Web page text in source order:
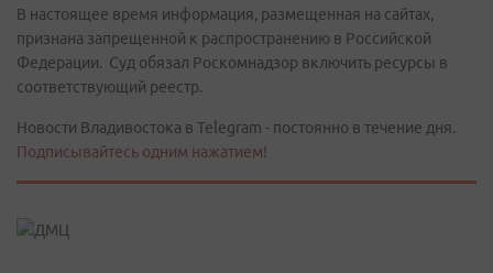
В настоящее время информация, размещенная на сайтах,
признана запрещенной к распространению в Российской
Федерации. Суд обязал Роскомнадзор включить ресурсы в
соответствующий реестр.
Новости Владивостока в Telegram - постоянно в течение дня.
Подписывайтесь одним нажатием!